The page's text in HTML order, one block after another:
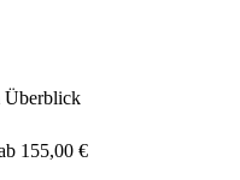
Überblick
155,00 €